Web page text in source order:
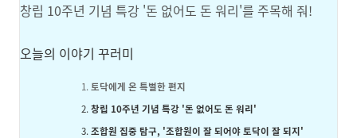
창립 10주년 기념 특강 '돈 없어도 돈 워리'를 주목해 줘!
오늘의 이야기 꾸러미
토닥에게 온 특별한 편지
창립 10주년 기념 특강 '돈 없어도 돈 워리'
조합원 집중 탐구, '조합원이 잘 되어야 토닥이 잘 되지'